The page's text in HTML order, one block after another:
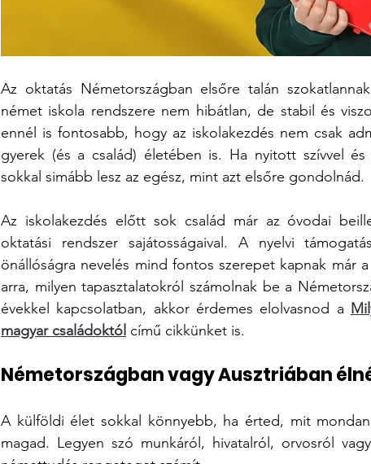
Az oktatás Németországban elsőre talán
német iskola rendszere nem hibátlan, de stabil és
ennél is fontosabb, hogy az iskolakezdés nem csak
gyerek (és a család) életében is. Ha nyitott szívvel
sokkal simább lesz az egész, mint azt elsőre gondolnád.
Az iskolakezdés előtt sok család már az óvodai
oktatási rendszer sajátosságaival. A nyelvi
önállóságra nevelés mind fontos szerepet kapnak már
arra, milyen tapasztalatokról számolnak be a
évekkel kapcsolatban, akkor érdemes elolvasnod a
magyar családoktól című cikkünket is.
Németországban vagy Ausztriában
A külföldi élet sokkal könnyebb, ha érted, mit
magad. Legyen szó munkáról, hivatalról, orvosról